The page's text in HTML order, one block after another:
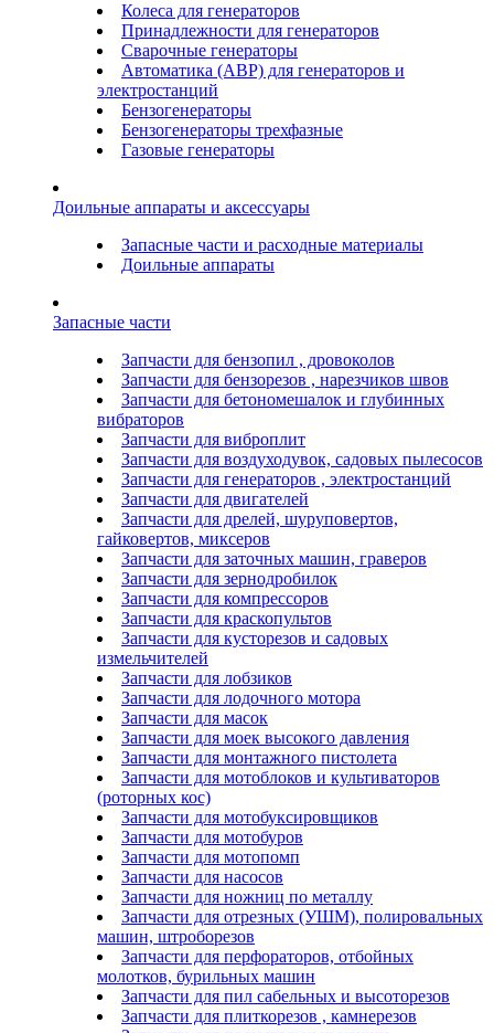
Колеса для генераторов
Принадлежности для генераторов
Сварочные генераторы
Автоматика (АВР) для генераторов и
электростанций
Бензогенераторы
Бензогенераторы трехфазные
Газовые генераторы
Доильные аппараты и аксессуары
Запасные части и расходные материалы
Доильные аппараты
Запасные части
Запчасти для бензопил , дровоколов
Запчасти для бензорезов , нарезчиков швов
Запчасти для бетономешалок и глубинных
вибраторов
Запчасти для виброплит
Запчасти для воздуходувок, садовых пылесосов
Запчасти для генераторов , электростанций
Запчасти для двигателей
Запчасти для дрелей, шуруповертов,
гайковертов, миксеров
Запчасти для заточных машин, граверов
Запчасти для зернодробилок
Запчасти для компрессоров
Запчасти для краскопультов
Запчасти для кусторезов и садовых
измельчителей
Запчасти для лобзиков
Запчасти для лодочного мотора
Запчасти для масок
Запчасти для моек высокого давления
Запчасти для монтажного пистолета
Запчасти для мотоблоков и культиваторов
(роторных кос)
Запчасти для мотобуксировщиков
Запчасти для мотобуров
Запчасти для мотопомп
Запчасти для насосов
Запчасти для ножниц по металлу
Запчасти для отрезных (УШМ), полировальных
машин, штроборезов
Запчасти для перфораторов, отбойных
молотков, бурильных машин
Запчасти для пил сабельных и высоторезов
Запчасти для плиткорезов , камнерезов